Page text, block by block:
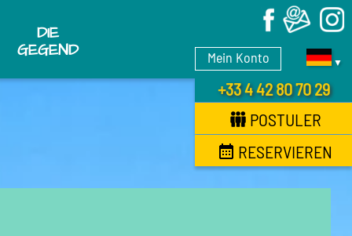
DIE
GEGEND Mein Konto ▼
+33 4 42 80 70 29
POSTULER
RESERVIEREN
X